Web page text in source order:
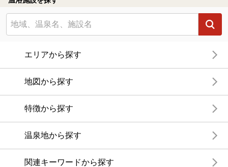
エリアから探す
地図から探す
特徴から探す
温泉地から探す
関連キーワードから探す